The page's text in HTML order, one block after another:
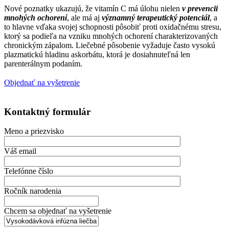
Nové poznatky ukazujú, že vitamín C má úlohu nielen v prevencii
mnohých ochorení, ale má aj významný terapeutický potenciál, a
to hlavne vďaka svojej schopnosti pôsobiť proti oxidačnému stresu,
ktorý sa podieľa na vzniku mnohých ochorení charakterizovaných
chronickým zápalom. Liečebné pôsobenie vyžaduje často vysokú
plazmatickú hladinu askorbátu, ktorá je dosiahnuteľná len
parenterálnym podaním.
Objednať na vyšetrenie
Kontaktný formulár
Meno a priezvisko
Váš email
Telefónne číslo
Ročník narodenia
Chcem sa objednať na vyšetrenie